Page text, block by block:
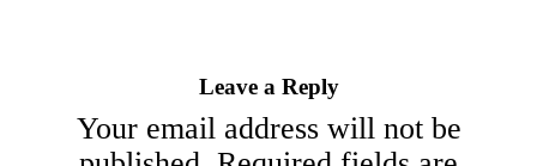
Leave a Reply
Your email address will not be